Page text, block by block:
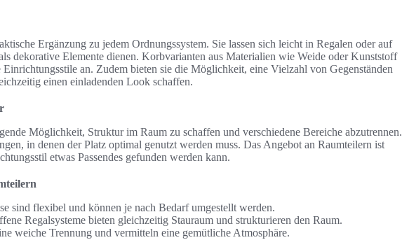
Ergänzung zu jedem Ordnungssystem. Sie lassen sich leicht in Regalen oder auf
dekorative Elemente dienen. Korbvarianten aus Materialien wie Weide oder Kunststoff
Einrichtungsstile an. Zudem bieten sie die Möglichkeit, eine Vielzahl von Gegenständen
einen einladenden Look schaffen.
Möglichkeit, Struktur im Raum zu schaffen und verschiedene Bereiche abzutrennen.
in denen der Platz optimal genutzt werden muss. Das Angebot an Raumteilern ist
etwas Passendes gefunden werden kann.
sind flexibel und können je nach Bedarf umgestellt werden.
Regalsysteme bieten gleichzeitig Stauraum und strukturieren den Raum.
weiche Trennung und vermitteln eine gemütliche Atmosphäre.